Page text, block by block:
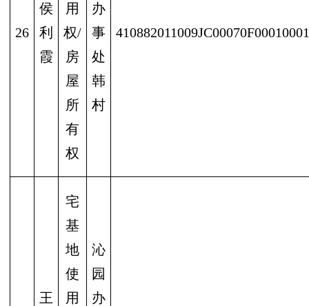
26
侯
利
霞
用
权/
房
屋
所
有
权
办
事
处
韩
村
410882011009JC00070F00010001
王
宅
基
地
使
用
沁
园
办